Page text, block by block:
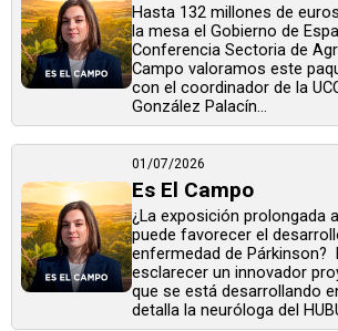
Hasta 132 millones de
la mesa el Gobierno de
Conferencia Sectoria de
Campo valoramos este
con el coordinador de la
González Palacín...
01/07/2026
Es El Campo
¿La exposición prolongada
puede favorecer el
enfermedad de Párkinson?
esclarecer un innovador
que se está desarrollando
detalla la neuróloga del